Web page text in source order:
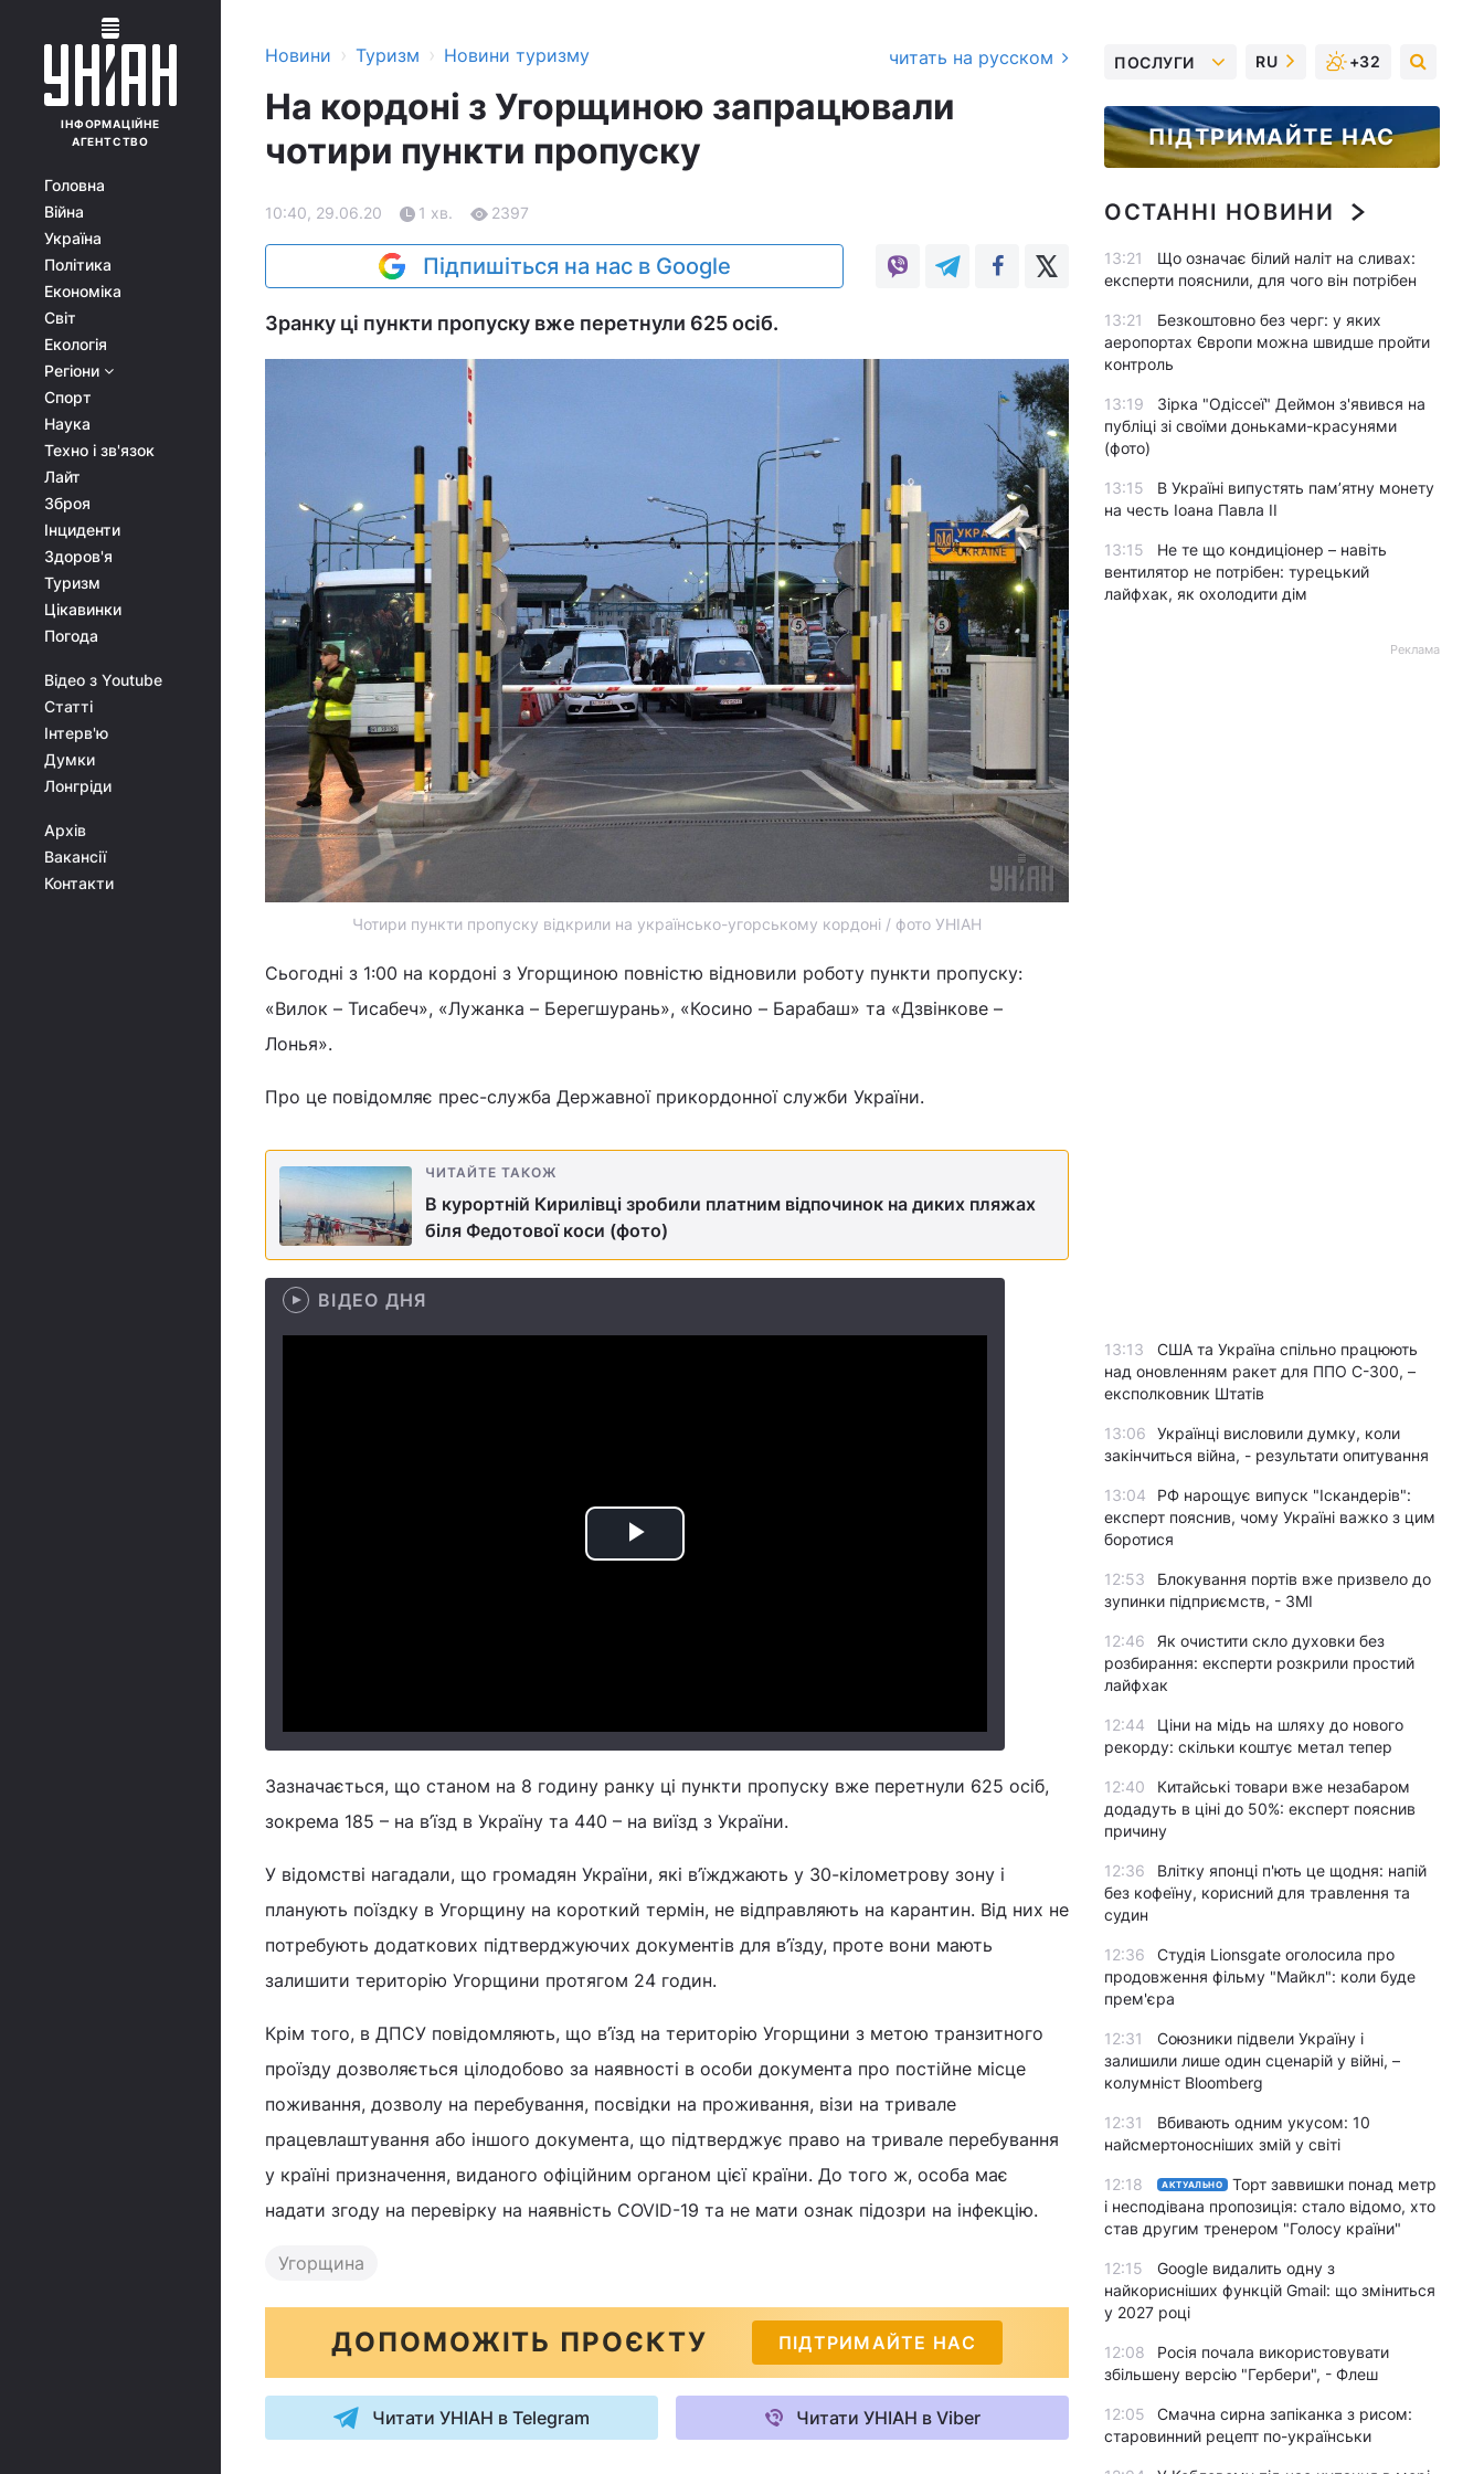
ІНФОРМАЦІЙНЕ
АГЕНТСТВО
Головна
Війна
Україна
Політика
Економіка
Світ
Екологія
Регіони
Спорт
Наука
Техно і зв'язок
Лайт
Зброя
Інциденти
Здоров'я
Туризм
Цікавинки
Погода
Відео з Youtube
Статті
Інтерв'ю
Думки
Лонгріди
Архів
Вакансії
Контакти
Новини › Туризм › Новини туризму читать на русском
На кордоні з Угорщиною запрацювали
чотири пункти пропуску
10:40, 29.06.20 1 хв. 2397
Підпишіться на нас в Google
Зранку ці пункти пропуску вже перетнули 625 осіб.
Чотири пункти пропуску відкрили на українсько-угорському кордоні / фото УНІАН
Сьогодні з 1:00 на кордоні з Угорщиною повністю відновили роботу пункти пропуску:
«Вилок – Тисабеч», «Лужанка – Берегшурань», «Косино – Барабаш» та «Дзвінкове –
Лонья».
Про це повідомляє прес-служба Державної прикордонної служби України.
ЧИТАЙТЕ ТАКОЖ
В курортній Кирилівці зробили платним відпочинок на диких пляжах
біля Федотової коси (фото)
ВІДЕО ДНЯ
Play
Зазначається, що станом на 8 годину ранку ці пункти пропуску вже перетнули 625 осіб,
зокрема 185 – на в’їзд в Україну та 440 – на виїзд з України.
У відомстві нагадали, що громадян України, які в’їжджають у 30-кілометрову зону і
планують поїздку в Угорщину на короткий термін, не відправляють на карантин. Від них не
потребують додаткових підтверджуючих документів для в’їзду, проте вони мають
залишити територію Угорщини протягом 24 годин.
Крім того, в ДПСУ повідомляють, що в’їзд на територію Угорщини з метою транзитного
проїзду дозволяється цілодобово за наявності в особи документа про постійне місце
поживання, дозволу на перебування, посвідки на проживання, візи на тривале
працевлаштування або іншого документа, що підтверджує право на тривале перебування
у країні призначення, виданого офіційним органом цієї країни. До того ж, особа має
надати згоду на перевірку на наявність COVID-19 та не мати ознак підозри на інфекцію.
Угорщина
ДОПОМОЖІТЬ ПРОЄКТУ ПІДТРИМАЙТЕ НАС
Читати УНІАН в Telegram Читати УНІАН в Viber
ПОСЛУГИ RU +32
ПІДТРИМАЙТЕ НАС
ОСТАННІ НОВИНИ
13:21
Що означає білий наліт на сливах:
експерти пояснили, для чого він потрібен
13:21
Безкоштовно без черг: у яких
аеропортах Європи можна швидше пройти
контроль
13:19
Зірка "Одіссеї" Деймон з'явився на
публіці зі своїми доньками-красунями
(фото)
13:15
В Україні випустять пам’ятну монету
на честь Іоана Павла II
13:15
Не те що кондиціонер – навіть
вентилятор не потрібен: турецький
лайфхак, як охолодити дім
Реклама
13:13
США та Україна спільно працюють
над оновленням ракет для ППО С-300, –
експолковник Штатів
13:06
Українці висловили думку, коли
закінчиться війна, - результати опитування
13:04
РФ нарощує випуск "Іскандерів":
експерт пояснив, чому Україні важко з цим
боротися
12:53
Блокування портів вже призвело до
зупинки підприємств, - ЗМІ
12:46
Як очистити скло духовки без
розбирання: експерти розкрили простий
лайфхак
12:44
Ціни на мідь на шляху до нового
рекорду: скільки коштує метал тепер
12:40
Китайські товари вже незабаром
додадуть в ціні до 50%: експерт пояснив
причину
12:36
Влітку японці п'ють це щодня: напій
без кофеїну, корисний для травлення та
судин
12:36
Студія Lionsgate оголосила про
продовження фільму "Майкл": коли буде
прем'єра
12:31
Союзники підвели Україну і
залишили лише один сценарій у війні, –
колумніст Bloomberg
12:31
Вбивають одним укусом: 10
найсмертоносніших змій у світі
12:18 АКТУАЛЬНО
Торт заввишки понад метр
і несподівана пропозиція: стало відомо, хто
став другим тренером "Голосу країни"
12:15
Google видалить одну з
найкорисніших функцій Gmail: що зміниться
у 2027 році
12:08
Росія почала використовувати
збільшену версію "Гербери", - Флеш
12:05
Смачна сирна запіканка з рисом:
старовинний рецепт по-українськи